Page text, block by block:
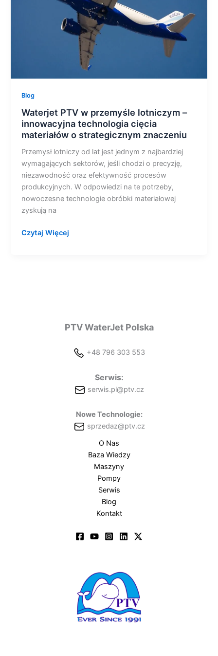
Blog
Waterjet PTV w przemyśle lotniczym –
innowacyjna technologia cięcia
materiałów o strategicznym znaczeniu
Przemysł lotniczy od lat jest jednym z najbardziej
wymagających sektorów, jeśli chodzi o precyzję,
niezawodność oraz efektywność procesów
produkcyjnych. W odpowiedzi na te potrzeby,
nowoczesne technologie obróbki materiałowej
zyskują na
znaczeniu
Czytaj Więcej
PTV WaterJet Polska
+48 796 303 553
Serwis:
serwis.pl@ptv.cz
Nowe Technologie:
sprzedaz@ptv.cz
O Nas
Baza Wiedzy
Maszyny
Pompy
Serwis
Blog
Kontakt